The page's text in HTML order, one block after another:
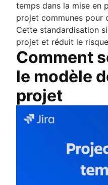
temps dans la mise en
projet communes pour
Cette standardisation
projet et réduit le
Comment
le modèle
projet